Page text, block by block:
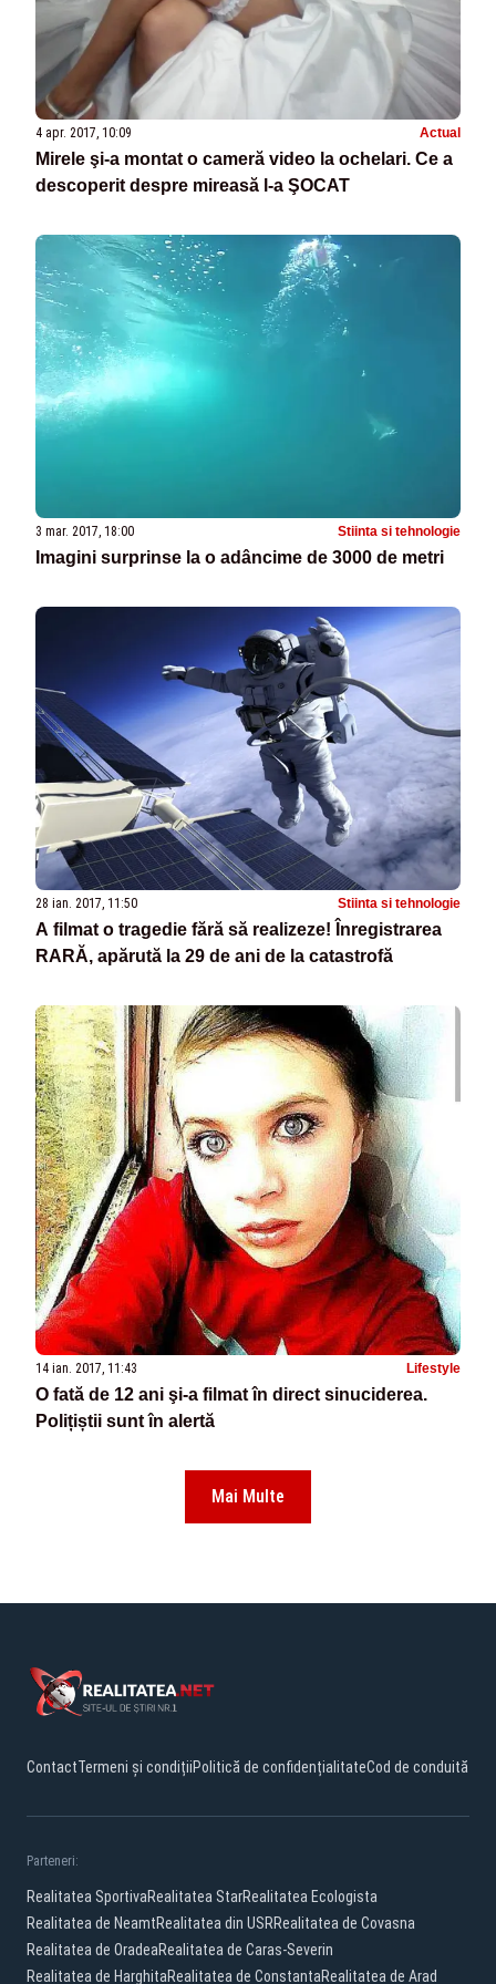
4 apr. 2017, 10:09 Actual
Mirele şi-a montat o cameră video la ochelari. Ce a
descoperit despre mireasă l-a ŞOCAT
3 mar. 2017, 18:00 Stiinta si tehnologie
Imagini surprinse la o adâncime de 3000 de metri
28 ian. 2017, 11:50 Stiinta si tehnologie
A filmat o tragedie fără să realizeze! Înregistrarea
RARĂ, apărută la 29 de ani de la catastrofă
14 ian. 2017, 11:43 Lifestyle
O fată de 12 ani şi-a filmat în direct sinuciderea.
Polițiștii sunt în alertă
Mai Multe
ContactTermeni și condițiiPolitică de confidențialitateCod de conduită
Parteneri:
Realitatea SportivaRealitatea StarRealitatea Ecologista
Realitatea de NeamtRealitatea din USRRealitatea de Covasna
Realitatea de OradeaRealitatea de Caras-Severin
Realitatea de HarghitaRealitatea de ConstantaRealitatea de Arad